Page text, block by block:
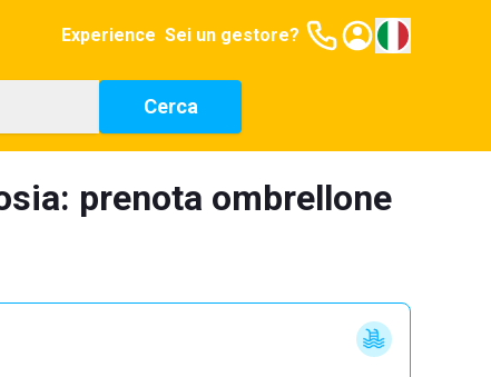
Experience Sei un gestore?
Cerca
prenota ombrellone